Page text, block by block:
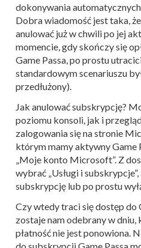
dokonywania
Dobra wiadomość jest taka,
anulować już w chwili po jej
momencie, gdy skończy się
Game Passa, po prostu
standardowym scenariuszu
przedłużony).
Jak anulować subskrypcję?
poziomu konsoli, jak i
zalogowania się na stronie
którym mamy aktywny Game
„Moje konto Microsoft”. Z
wybrać „Usługi i
subskrypcję lub po prostu
Czy wtedy traci się dostęp do
zostaje nam odebrany w dniu,
płatność nie jest ponowiona.